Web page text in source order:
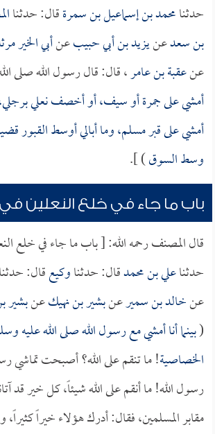
حدثنامحمد بن إسماعيل بن سمرةقال: حدثنا
بن سعدعنيزيد بن أبي حبيبعنأبي الخير
عنعقبة بن عامر، قال: قال رسول الله صلى
أمشي على جمرة أو سيف، أو أخصف نعلي
أمشي على قبر مسلم، وما أبالي أوسط القبور
وسط السوق) ].
باب ما جاء في خلع النعلين في
قال المصنف رحمه الله: [ باب ما جاء في خلع
حدثناعلي بن محمدقال: حدثناوكيعقال: حدثنا
عنخالد بن سميرعنبشير بن نهيكعنبشير
(بينما أنا أمشي مع رسول الله صلى الله عليه
الخصاصية! ما تنقم على الله؟ أصبحت تماشي
رسول الله! ما أنقم على الله شيئاً، كل خير قد
مقابر المسلمين، فقال: أدرك هؤلاء خيراً كثيراً،